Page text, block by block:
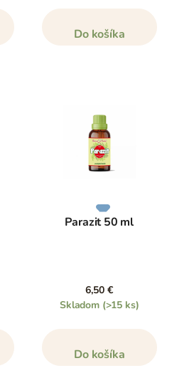
Do košíka
Parazit 50 ml
6,50 €
Skladom (>15 ks)
Do košíka